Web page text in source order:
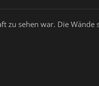
zu sehen war. Die Wände